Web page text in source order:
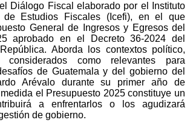
Diálogo Fiscal elaborado por el Instituto
de Estudios Fiscales (Icefi), en el que
General de Ingresos y Egresos del
aprobado en el Decreto 36-2024 del
Aborda los contextos político,
como relevantes para
de Guatemala y del gobierno del
Arévalo durante su primer año de
el Presupuesto 2025 constituye un
a enfrentarlos o los agudizará
de gobierno.